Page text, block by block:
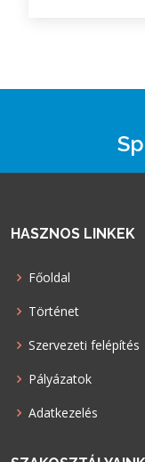
HASZNOS LINKEK
Főoldal
Történet
Szervezeti felépítés
Pályázatok
Adatkezelés